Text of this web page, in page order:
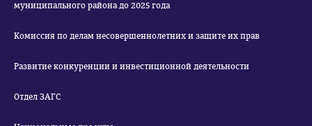
муниципального района до 2025 года
Комиссия по делам несовершеннолетних и защите их прав
Развитие конкуренции и инвестиционной деятельности
Отдел ЗАГС